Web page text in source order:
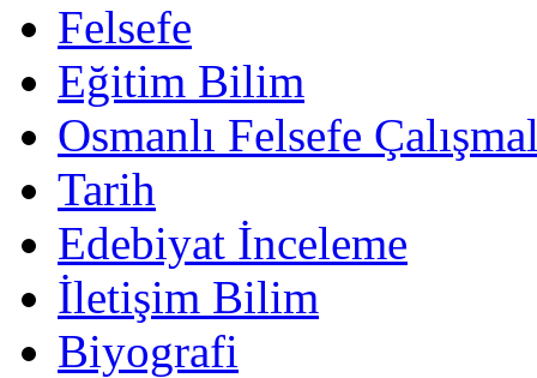
Felsefe
Eğitim Bilim
Osmanlı Felsefe
Tarih
Edebiyat İnceleme
İletişim Bilim
Biyografi